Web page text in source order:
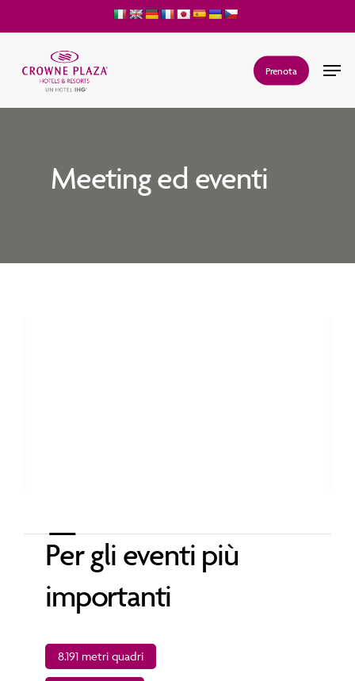
to
content
Prenota
Menu
Meeting ed eventi
Per gli eventi più
importanti
8.191 metri quadri